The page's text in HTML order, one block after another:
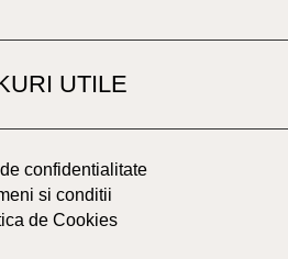
UTILE
confidentialitate
si conditii
de Cookies